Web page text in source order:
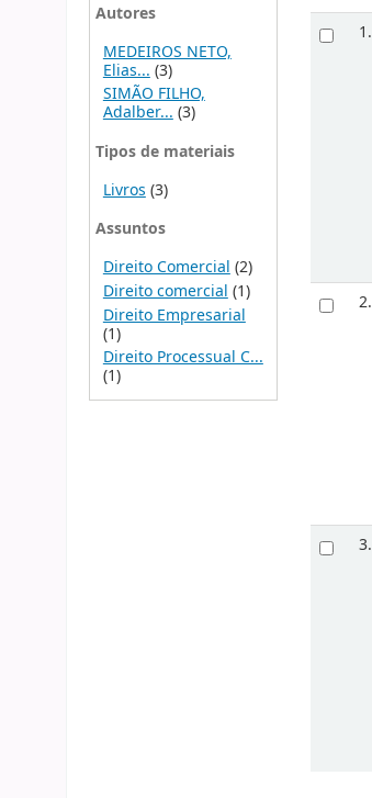
Autores
MEDEIROS NETO,
Elias... (3)
SIMÃO FILHO,
Adalber...(3)
Tipos de materiais
Livros (3)
Assuntos
Direito Comercial (2)
Direito comercial (1)
Direito Empresarial
(1)
Direito Processual C...
(1)
1.
2.
3.